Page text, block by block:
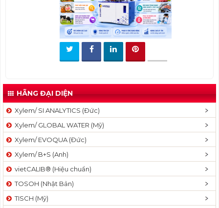
n
HÃNG ĐẠI DIỆN
Xylem/ SI ANALYTICS (Đức)
Xylem/ GLOBAL WATER (Mỹ)
Xylem/ EVOQUA (Đức)
Xylem/ B+S (Anh)
vietCALIB® (Hiệu chuẩn)
TOSOH (Nhật Bản)
TISCH (Mỹ)